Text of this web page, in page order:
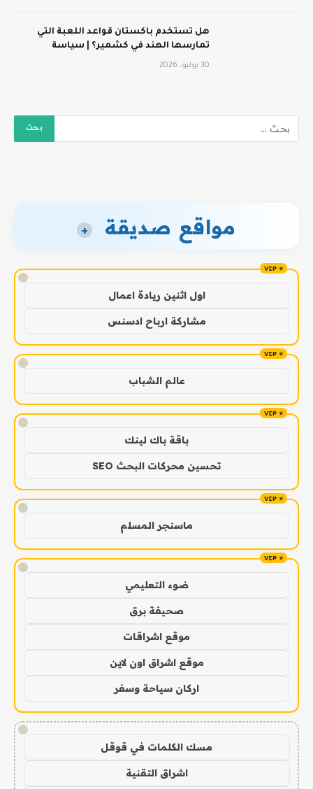
هل تستخدم باكستان قواعد اللعبة التي
تمارسها الهند في كشمير؟ | سياسة
30 يوليو، 2026
مواقع صديقة +
!
اول اثنين ريادة اعمال
مشاركة ارباح ادسنس
!
عالم الشباب
!
باقة باك لينك
تحسين محركات البحث SEO
!
ماسنجر المسلم
!
ضوء التعليمي
صحيفة برق
موقع اشراقات
موقع اشراق اون لاين
اركان سياحة وسفر
!
مسك الكلمات في قوقل
اشراق التقنية